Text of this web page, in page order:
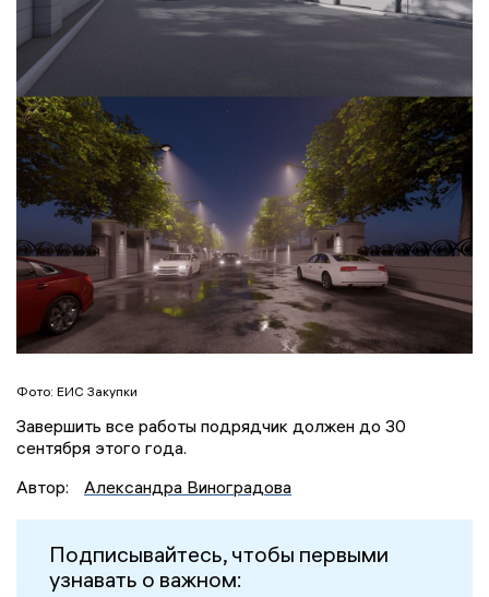
Фото: ЕИС Закупки
Завершить все работы подрядчик должен до 30
сентября этого года.
Автор:
Александра Виноградова
Подписывайтесь, чтобы первыми
узнавать о важном: